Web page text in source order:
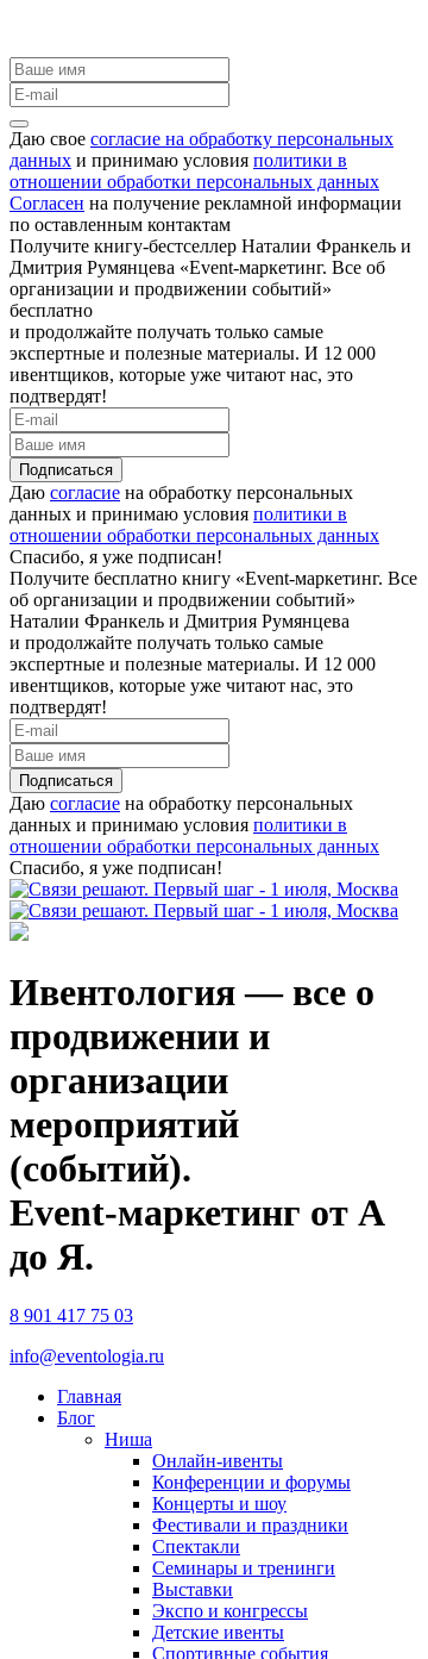
Даю свое согласие на обработку персональных
данных и принимаю условия политики в
отношении обработки персональных данных
Согласен на получение рекламной информации
по оставленным контактам
Получите книгу-бестселлер Наталии Франкель и
Дмитрия Румянцева «Event-маркетинг. Все об
организации и продвижении событий»
бесплатно
и продолжайте получать только самые
экспертные и полезные материалы. И 12 000
ивентщиков, которые уже читают нас, это
подтвердят!
Подписаться
Даю согласие на обработку персональных
данных и принимаю условия политики в
отношении обработки персональных данных
Спасибо, я уже подписан!
Получите бесплатно книгу «Event-маркетинг. Все
об организации и продвижении событий»
Наталии Франкель и Дмитрия Румянцева
и продолжайте получать только самые
экспертные и полезные материалы. И 12 000
ивентщиков, которые уже читают нас, это
подтвердят!
Подписаться
Даю согласие на обработку персональных
данных и принимаю условия политики в
отношении обработки персональных данных
Спасибо, я уже подписан!
Ивентология — все о
продвижении и
организации
мероприятий
(событий).
Event-маркетинг от А
до Я.
8 901 417 75 03
info@eventologia.ru
Главная
Блог
Ниша
Онлайн-ивенты
Конференции и форумы
Концерты и шоу
Фестивали и праздники
Спектакли
Семинары и тренинги
Выставки
Экспо и конгрессы
Детские ивенты
Спортивные события